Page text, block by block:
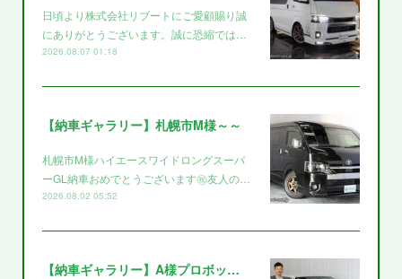
日頃より株式会社リブートにご愛顧賜り誠
にありがとうございます。誠に恐縮では…
2026.08.07 01:18
【納車ギャラリー】札幌市M様～～
札幌市M様ハイエースワイドロングスーパ
ーGL納車おめでとうございます㊗️友人の…
2026.08.02 05:52
【納車ギャラリー】A様プロボックス～～